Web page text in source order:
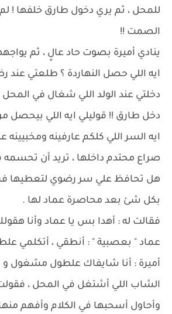
للمحل ، ثم يري دخول طارق خلفها ! لم
الصمت !!
ينادي أميرة بصوت حاد عالٍ ، ثم
ايه اللي حصل النهاردة ؟ طلعتي عند
دخلتي عند الولد اللي شغال في
دخل طارق !! قوليلي ايه اللي بيحصل من
ايه السر اللي كلكم عارفينه ومخبيينه
صراع محتدم داخلها ، تريد أن تحسمه
هل تحافظ علي سر رضوي لتعطيها
بكل شئ بعد محاصرة عماد لها .
فقالت له : أهدا بس يا عماد وأنا
عماد " بعصبية " : أنطقي ، أتكلمي
أميرة : أنا شايفاك علطول مشغول و
الشاب اللي أشتغل في المحل ،
وأحاول أسحبها في الكلام وأفهم